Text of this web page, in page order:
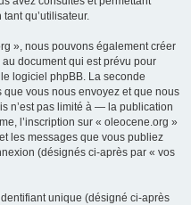
qu’utilisateur.
», nous pouvons également créer
document qui est prévu pour
logiciel phpBB. La seconde
vous nous envoyez et que nous
n’est pas limité à — la publication
l’inscription sur « oleocene.org »
les messages que vous publiez
(désignés ci-après par « vos
unique (désigné ci-après